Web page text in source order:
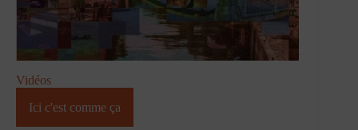
Vidéos
Ici c'est comme ça